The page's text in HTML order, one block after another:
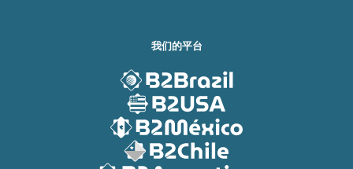
我们的平台